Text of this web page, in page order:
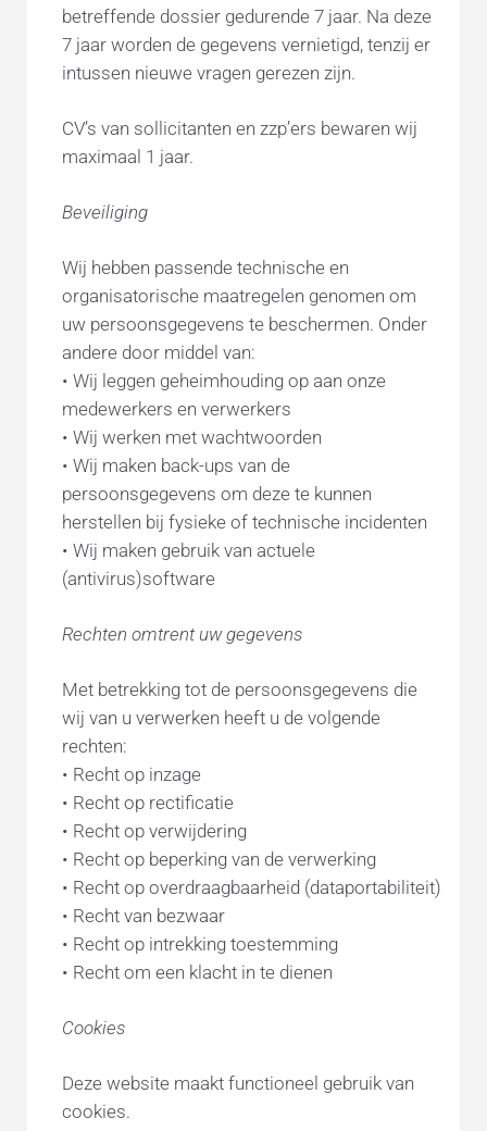
betreffende dossier gedurende 7 jaar. Na deze
7 jaar worden de gegevens vernietigd, tenzij er
intussen nieuwe vragen gerezen zijn.
CV’s van sollicitanten en zzp’ers bewaren wij
maximaal 1 jaar.
Beveiliging
Wij hebben passende technische en
organisatorische maatregelen genomen om
uw persoonsgegevens te beschermen. Onder
andere door middel van:
• Wij leggen geheimhouding op aan onze
medewerkers en verwerkers
• Wij werken met wachtwoorden
• Wij maken back-ups van de
persoonsgegevens om deze te kunnen
herstellen bij fysieke of technische incidenten
• Wij maken gebruik van actuele
(antivirus)software
Rechten omtrent uw gegevens
Met betrekking tot de persoonsgegevens die
wij van u verwerken heeft u de volgende
rechten:
• Recht op inzage
• Recht op rectificatie
• Recht op verwijdering
• Recht op beperking van de verwerking
• Recht op overdraagbaarheid (dataportabiliteit)
• Recht van bezwaar
• Recht op intrekking toestemming
• Recht om een klacht in te dienen
Cookies
Deze website maakt functioneel gebruik van
cookies.